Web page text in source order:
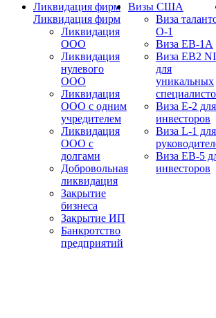
Ликвидация фирм
Ликвидация фирм
Ликвидация
ООО
Ликвидация
нулевого
ООО
Ликвидация
ООО с одним
учредителем
Ликвидация
ООО с
долгами
Добровольная
ликвидация
Закрытие
бизнеса
Закрытие ИП
Банкротство
предприятий
Визы США
Виза
О-1
Виза EB-1A
Виза EB2
для
уникальных
Виза E-2 для
инвесторов
Виза L-1 для
Виза EB-5
инвесторов